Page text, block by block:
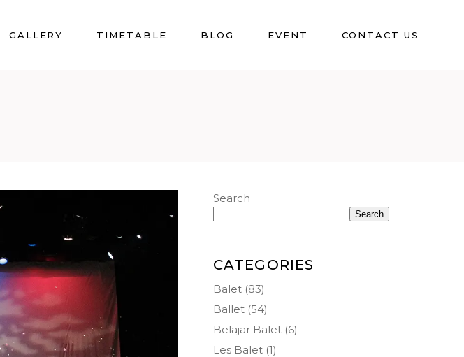
GALLERY TIMETABLE BLOG EVENT CONTACT US
Search
Search
CATEGORIES
Balet(83)
Ballet(54)
Belajar Balet(6)
Les Balet(1)